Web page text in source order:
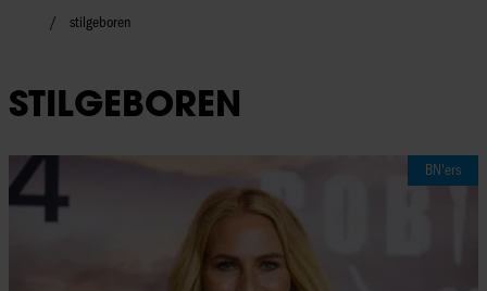
stilgeboren
STILGEBOREN
BN'ers